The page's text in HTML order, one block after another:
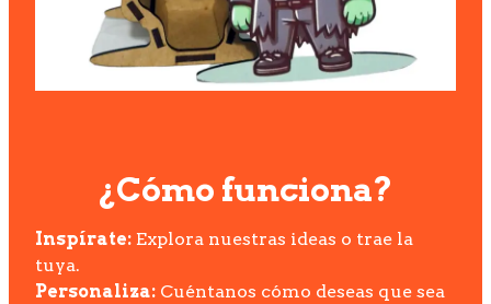
¿Cómo funciona?
Inspírate: Explora nuestras ideas o trae la
tuya.
Personaliza: Cuéntanos cómo deseas que sea